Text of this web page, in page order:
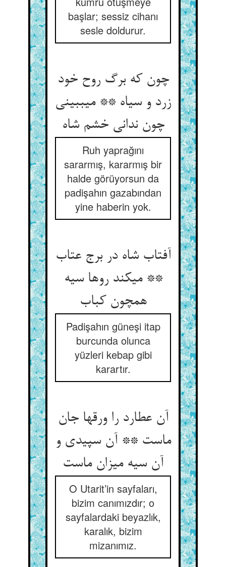
başlar; sessiz cihanı
sesle doldurur.
چون که برگ روح خود
زرد و سیاه ** می‏ببینی
چون ندانی خشم شاه‏
Ruh yaprağını
sararmış, kararmış bir
halde görüyorsun da
padişahın gazabından
yine haberin yok.
آفتاب شاه در برج عتاب
** می‏کند روها سیه
همچون کباب‏
Padişahın güneşi itap
burcunda olunca
yüzleri kebap gibi
karartır.
آن عطارد را ورقها جان
ماست ** آن سپیدی و
آن سیه میزان ماست‏
O Utarit’in sayfaları,
bizim canımızdır; o
sayfalardaki beyazlık,
karalık, bizim
mizanımız.